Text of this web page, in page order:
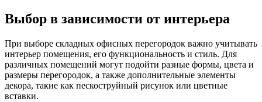
Выбор в зависимости от интерьера
При выборе складных офисных перегородок важно учитывать
интерьер помещения, его функциональность и стиль. Для
различных помещений могут подойти разные формы, цвета и
размеры перегородок, а также дополнительные элементы
декора, такие как пескоструйный рисунок или цветные
вставки.